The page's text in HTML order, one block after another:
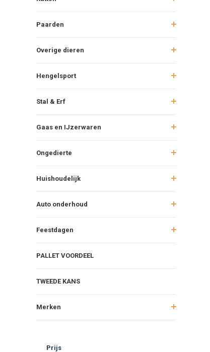
Paarden
Overige dieren
Hengelsport
Stal & Erf
Gaas en IJzerwaren
Ongedierte
Huishoudelijk
Auto onderhoud
Feestdagen
PALLET VOORDEEL
TWEEDE KANS
Merken
Prijs